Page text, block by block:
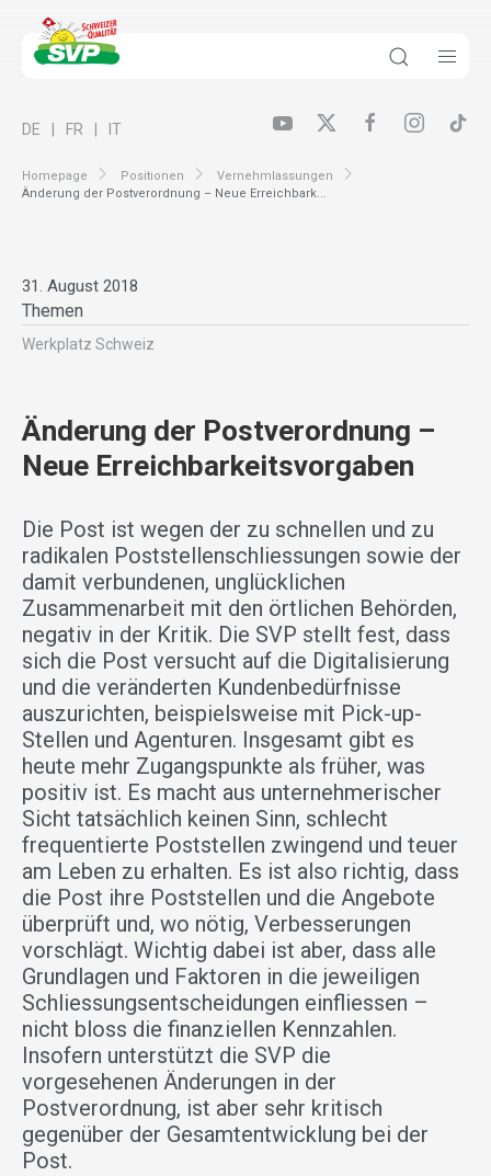
Homepage Positionen
Vernehmlassungen
Änderung der Postverordnung – Neue Erreichbark...
DE FR IT
31. August 2018
Themen
Werkplatz Schweiz
Änderung der Postverordnung –
Neue Erreichbarkeitsvorgaben
Die Post ist wegen der zu schnellen und zu
radikalen Poststellenschliessungen sowie der
damit verbundenen, unglücklichen
Zusammenarbeit mit den örtlichen Behörden,
negativ in der Kritik. Die SVP stellt fest, dass
sich die Post versucht auf die Digitalisierung
und die veränderten Kundenbedürfnisse
auszurichten, beispielsweise mit Pick-up-
Stellen und Agenturen. Insgesamt gibt es
heute mehr Zugangspunkte als früher, was
positiv ist. Es macht aus unternehmerischer
Sicht tatsächlich keinen Sinn, schlecht
frequentierte Poststellen zwingend und teuer
am Leben zu erhalten. Es ist also richtig, dass
die Post ihre Poststellen und die Angebote
überprüft und, wo nötig, Verbesserungen
vorschlägt. Wichtig dabei ist aber, dass alle
Grundlagen und Faktoren in die jeweiligen
Schliessungsentscheidungen einfliessen –
nicht bloss die finanziellen Kennzahlen.
Insofern unterstützt die SVP die
vorgesehenen Änderungen in der
Postverordnung, ist aber sehr kritisch
gegenüber der Gesamtentwicklung bei der
Post.